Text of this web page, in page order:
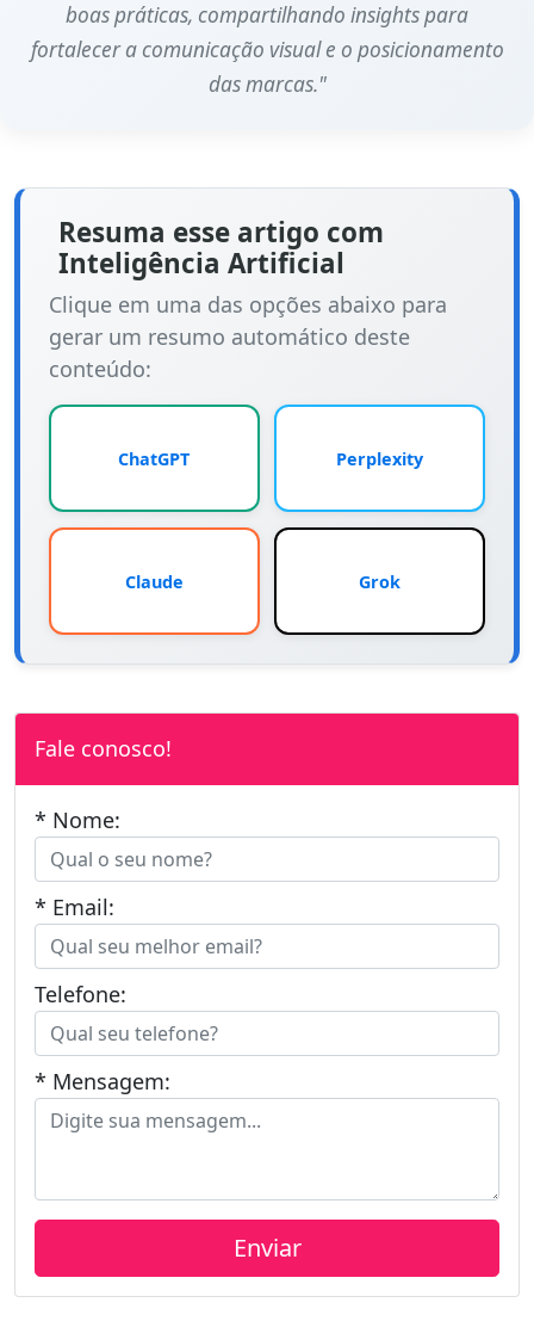
boas práticas, compartilhando insights para
fortalecer a comunicação visual e o posicionamento
das marcas."
Resuma esse artigo com
Inteligência Artificial
Clique em uma das opções abaixo para
gerar um resumo automático deste
conteúdo:
ChatGPT Perplexity
Claude Grok
Fale conosco!
* Nome:
* Email:
Telefone:
* Mensagem: